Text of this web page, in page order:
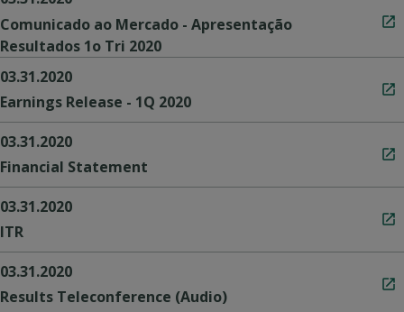
Comunicado ao Mercado - Apresentação
Resultados 1o Tri 2020
03.31.2020
Earnings Release - 1Q 2020
03.31.2020
Financial Statement
03.31.2020
ITR
03.31.2020
Results Teleconference (Audio)